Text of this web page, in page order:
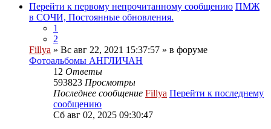
Перейти к первому непрочитанному сообщению ПМЖ
в СОЧИ, Постоянные обновления.
1
2
Fillya » Вс авг 22, 2021 15:37:57 » в форуме
Фотоальбомы АНГЛИЧАН
12 Ответы
593823 Просмотры
Последнее сообщение Fillya Перейти к последнему
сообщению
Сб авг 02, 2025 09:30:47